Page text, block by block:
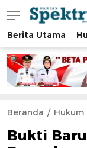
Berita Utama
Beranda Hukum
Bukti